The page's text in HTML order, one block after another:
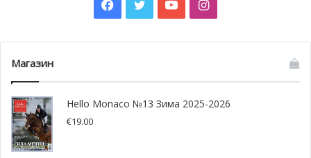
Facebook
TwitterYouTubeInstagram
Магазин
Hello Monaco №13 Зима 2025-2026
€19.00